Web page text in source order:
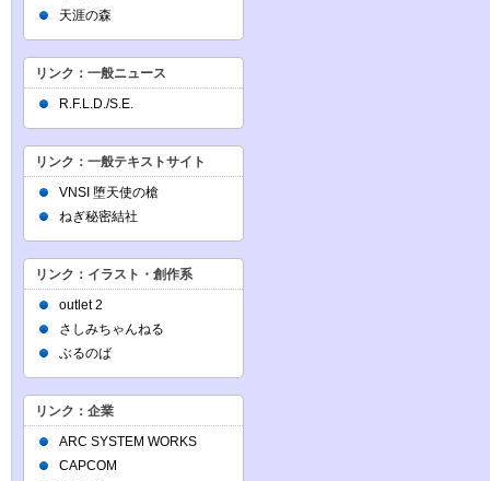
天涯の森
リンク：一般ニュース
R.F.L.D./S.E.
リンク：一般テキストサイト
VNSI 堕天使の槍
ねぎ秘密結社
リンク：イラスト・創作系
outlet 2
さしみちゃんねる
ぶるのば
リンク：企業
ARC SYSTEM WORKS
CAPCOM